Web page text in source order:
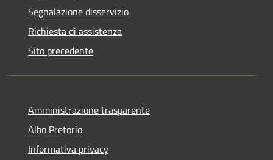
Segnalazione disservizio
Richiesta di assistenza
Sito precedente
Amministrazione trasparente
Albo Pretorio
Informativa privacy